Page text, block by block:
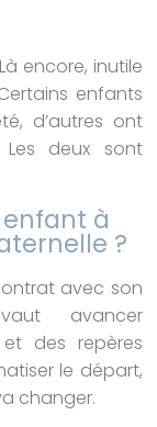
encore, inutile
enfants
d’autres ont
deux sont
à
?
avec son
avancer
des repères
le départ,
changer.